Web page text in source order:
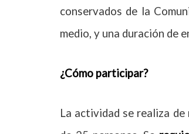
conservados de la
medio, y una duración de
¿Cómo participar?
La actividad se realiza de